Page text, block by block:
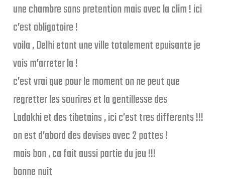
une chambre sans pretention mais avec la clim ! ici
c’est obligatoire !
voila , Delhi etant une ville totalement epuisante je
vais m’arreter la !
c’est vrai que pour le moment on ne peut que
regretter les sourires et la gentillesse des
Ladakhi et des tibetains , ici c’est tres differents !!!
on est d’abord des devises avec 2 pattes !
mais bon , ca fait aussi partie du jeu !!!
bonne nuit